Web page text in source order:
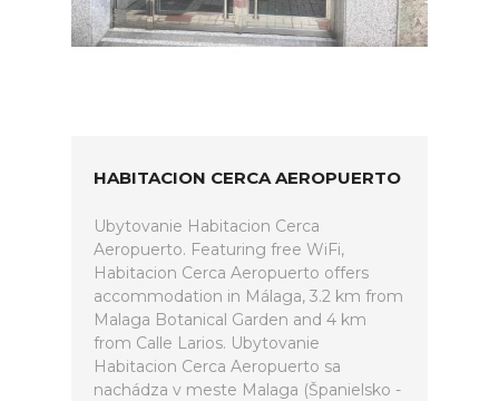
HABITACION CERCA AEROPUERTO
Ubytovanie Habitacion Cerca
Aeropuerto. Featuring free WiFi,
Habitacion Cerca Aeropuerto offers
accommodation in Málaga, 3.2 km from
Malaga Botanical Garden and 4 km
from Calle Larios. Ubytovanie
Habitacion Cerca Aeropuerto sa
nachádza v meste Malaga (Španielsko -